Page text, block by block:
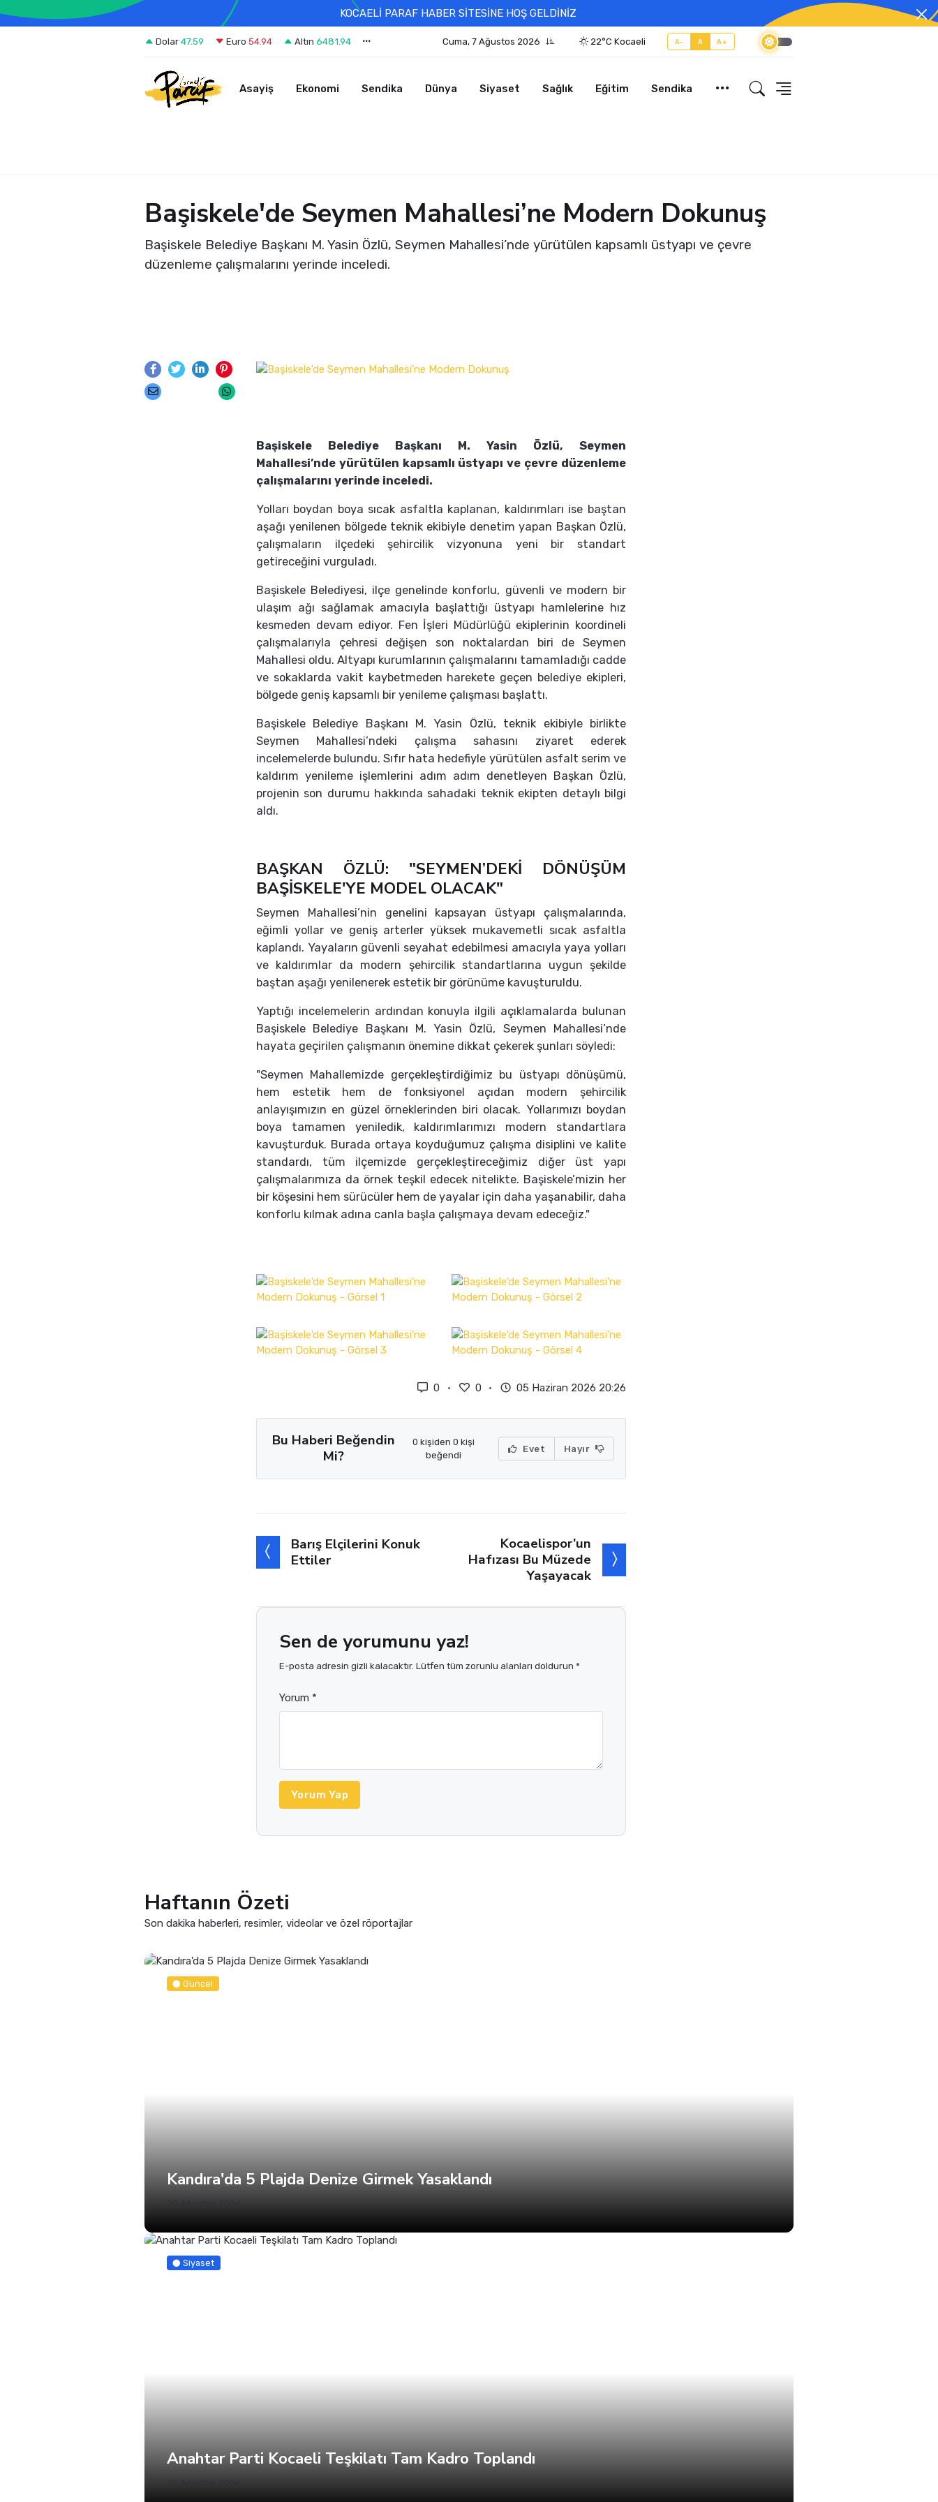
KOCAELİ PARAF HABER SİTESİNE HOŞ GELDİNİZ
Dolar 47.59 Euro 54.94 Altın 6481.94 Cuma, 7 Ağustos 2026 22°C Kocaeli A- A A+
Asayiş Ekonomi Sendika Dünya Siyaset Sağlık Eğitim Sendika
Başiskele'de Seymen Mahallesi’ne Modern Dokunuş
Başiskele Belediye Başkanı M. Yasin Özlü, Seymen Mahallesi’nde yürütülen kapsamlı üstyapı ve çevre
düzenleme çalışmalarını yerinde inceledi.
Başiskele Belediye Başkanı M. Yasin Özlü, Seymen
Mahallesi’nde yürütülen kapsamlı üstyapı ve çevre düzenleme
çalışmalarını yerinde inceledi.
Yolları boydan boya sıcak asfaltla kaplanan, kaldırımları ise baştan
aşağı yenilenen bölgede teknik ekibiyle denetim yapan Başkan Özlü,
çalışmaların ilçedeki şehircilik vizyonuna yeni bir standart
getireceğini vurguladı.
Başiskele Belediyesi, ilçe genelinde konforlu, güvenli ve modern bir
ulaşım ağı sağlamak amacıyla başlattığı üstyapı hamlelerine hız
kesmeden devam ediyor. Fen İşleri Müdürlüğü ekiplerinin koordineli
çalışmalarıyla çehresi değişen son noktalardan biri de Seymen
Mahallesi oldu. Altyapı kurumlarının çalışmalarını tamamladığı cadde
ve sokaklarda vakit kaybetmeden harekete geçen belediye ekipleri,
bölgede geniş kapsamlı bir yenileme çalışması başlattı.
Başiskele Belediye Başkanı M. Yasin Özlü, teknik ekibiyle birlikte
Seymen Mahallesi’ndeki çalışma sahasını ziyaret ederek
incelemelerde bulundu. Sıfır hata hedefiyle yürütülen asfalt serim ve
kaldırım yenileme işlemlerini adım adım denetleyen Başkan Özlü,
projenin son durumu hakkında sahadaki teknik ekipten detaylı bilgi
aldı.
BAŞKAN ÖZLÜ: "SEYMEN’DEKİ DÖNÜŞÜM
BAŞİSKELE'YE MODEL OLACAK"
Seymen Mahallesi’nin genelini kapsayan üstyapı çalışmalarında,
eğimli yollar ve geniş arterler yüksek mukavemetli sıcak asfaltla
kaplandı. Yayaların güvenli seyahat edebilmesi amacıyla yaya yolları
ve kaldırımlar da modern şehircilik standartlarına uygun şekilde
baştan aşağı yenilenerek estetik bir görünüme kavuşturuldu.
Yaptığı incelemelerin ardından konuyla ilgili açıklamalarda bulunan
Başiskele Belediye Başkanı M. Yasin Özlü, Seymen Mahallesi’nde
hayata geçirilen çalışmanın önemine dikkat çekerek şunları söyledi:
"Seymen Mahallemizde gerçekleştirdiğimiz bu üstyapı dönüşümü,
hem estetik hem de fonksiyonel açıdan modern şehircilik
anlayışımızın en güzel örneklerinden biri olacak. Yollarımızı boydan
boya tamamen yeniledik, kaldırımlarımızı modern standartlara
kavuşturduk. Burada ortaya koyduğumuz çalışma disiplini ve kalite
standardı, tüm ilçemizde gerçekleştireceğimiz diğer üst yapı
çalışmalarımıza da örnek teşkil edecek nitelikte. Başiskele’mizin her
bir köşesini hem sürücüler hem de yayalar için daha yaşanabilir, daha
konforlu kılmak adına canla başla çalışmaya devam edeceğiz."
0 0 05 Haziran 2026 20:26
Bu Haberi Beğendin
Mi?
0 kişiden 0 kişi
beğendi
Evet Hayır
Barış Elçilerini Konuk
Ettiler
Kocaelispor’un
Hafızası Bu Müzede
Yaşayacak
Sen de yorumunu yaz!
E-posta adresin gizli kalacaktır. Lütfen tüm zorunlu alanları doldurun *
Yorum *
Yorum Yap
Haftanın Özeti
Son dakika haberleri, resimler, videolar ve özel röportajlar
Güncel
Kandıra'da 5 Plajda Denize Girmek Yasaklandı
Siyaset
Anahtar Parti Kocaeli Teşkilatı Tam Kadro Toplandı